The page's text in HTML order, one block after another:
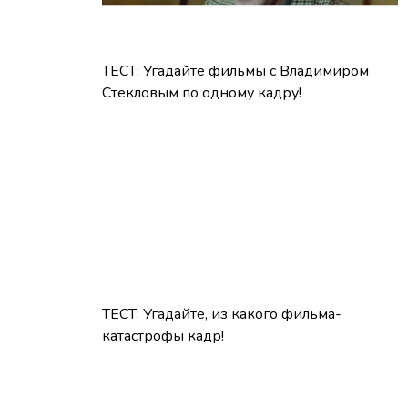
ТЕСТ: Угадайте фильмы с Владимиром
Стекловым по одному кадру!
ТЕСТ: Угадайте, из какого фильма-
катастрофы кадр!